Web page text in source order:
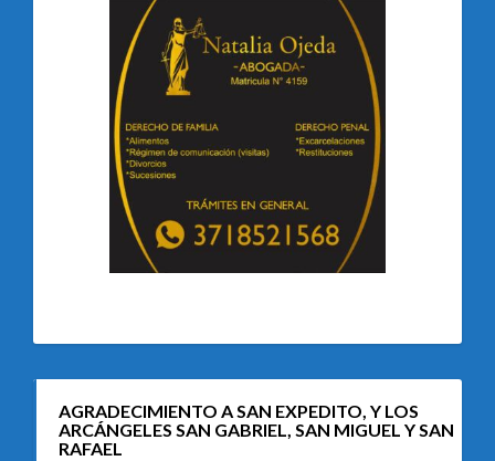
AGRADECIMIENTO A SAN EXPEDITO, Y LOS
ARCÁNGELES SAN GABRIEL, SAN MIGUEL Y SAN
RAFAEL